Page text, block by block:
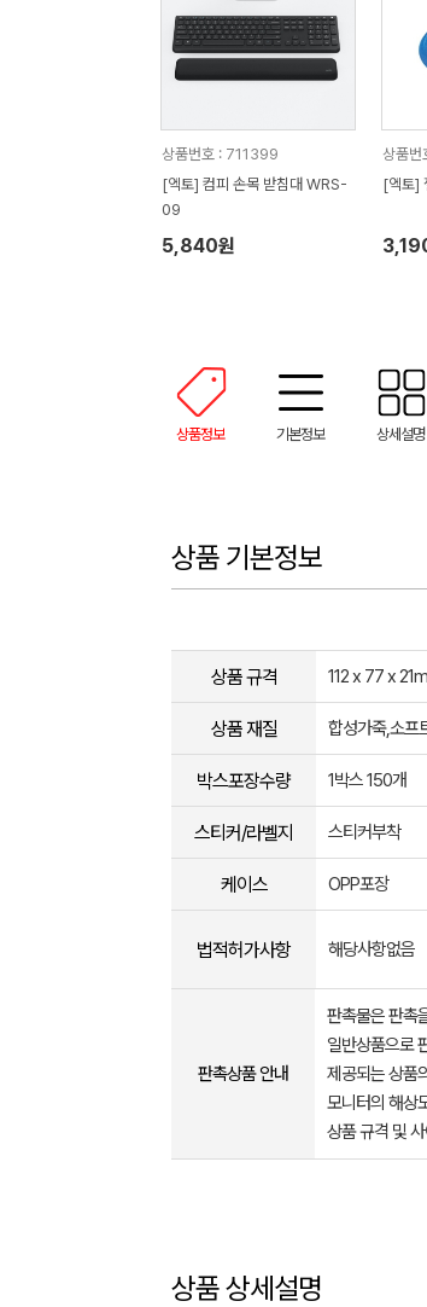
상품번호 : 711399
[엑토] 컴피 손목 받침대 WRS-
09
5,840원
상품
[엑토]
상품정보 기본정보 상세설명
상품 기본정보
상품 규격 112 x 77 x
상품 재질 합성가죽,소프
박스포장수량 1박스 150개
스티커/라벨지 스티커부착
케이스 OPP포장
법적허가사항 해당사항없음
판촉상품 안내
판촉물은 판촉
일반상품으로
제공되는 상품
모니터의 해상
상품 규격 및
상품 상세설명